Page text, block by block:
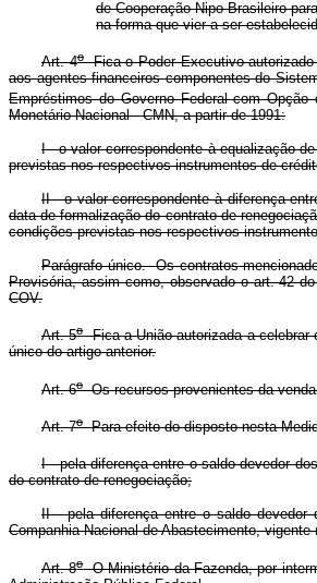
de Cooperação Nipo-Brasileiro
na forma que vier a ser
Art. 4oFica o Poder Executivo autorizado
aos agentes financeiros componentes do
Empréstimos do Governo Federal com
Monetário Nacional - CMN, a partir de 1991:
I - o valor correspondente à equalização
previstas nos respectivos instrumentos de
II - o valor correspondente à diferença
data de formalização do contrato de
condições previstas nos respectivos
Parágrafo único. Os contratos
Provisória, assim como, observado o art. 42
COV.
Art. 5oFica a União autorizada a celebrar
único do artigo anterior.
Art. 6oOs recursos provenientes da venda
Art. 7oPara efeito do disposto nesta
I - pela diferença entre o saldo devedor
do contrato de renegociação;
II - pela diferença entre o saldo devedor
Companhia Nacional de Abastecimento,
Art. 8oO Ministério da Fazenda, por